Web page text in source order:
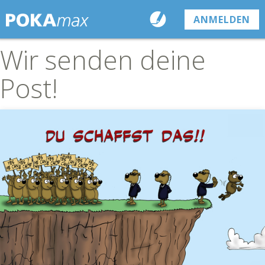
ANMELDEN
Wir senden deine
Post!